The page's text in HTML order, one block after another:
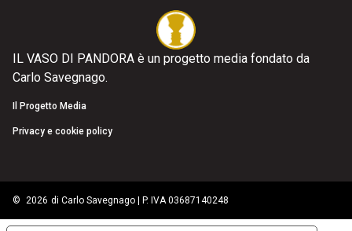
IL VASO DI PANDORA è un progetto media fondato da
Carlo Savegnago.
Il Progetto Media
Privacy e cookie policy
© 2026 di Carlo Savegnago | P. IVA 03687140248